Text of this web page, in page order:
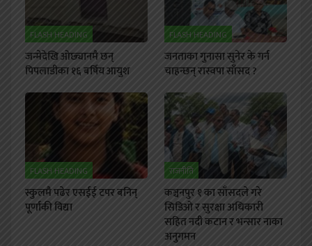
FLASH HEADING
जन्मेदेखि ओछ्यानमै छन्
पिपलाडीका १६ बर्षिय आयुश
FLASH HEADING
जनताका गुनासा सुनेर के गर्न
चाहन्छन् रास्वपा साँसद ?
FLASH HEADING
स्कुलमै पढेर एसईई टपर बनिन्
पूर्णाकी विद्या
राजनीति
कञ्चनपुर १ का साँसदले गरे
सिडिओ र सुरक्षा अधिकारी
सहित नदी कटान र भन्सार नाका
अनुगमन